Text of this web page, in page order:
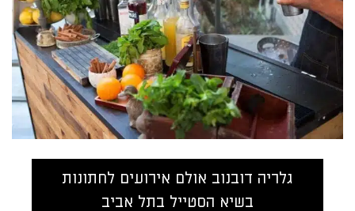
גלריה דובנוב אולם אירועים לחתונות
בשיא הסטייל בתל אביב